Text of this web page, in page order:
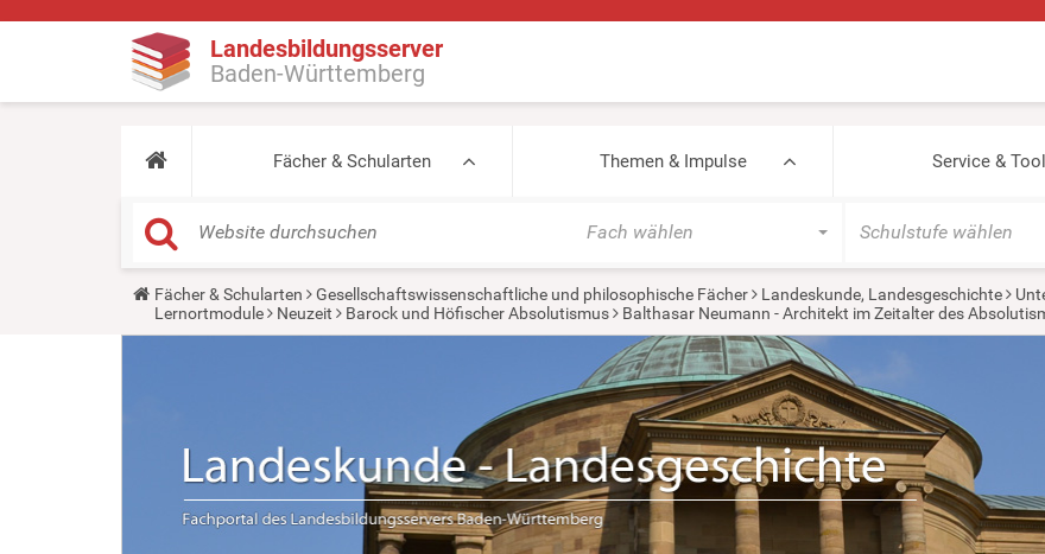
Landesbildungsserver
Baden-Württemberg
Fächer & Schularten Themen & Impulse Service &
Fach wählen Schulstufe wählen
Y
u
Fächer & Schularten Gesellschaftswissenschaftliche und philosophische Fächer Landeskunde, Landesgeschichte
Lernortmodule
Neuzeit Barock und Höfischer Absolutismus Balthasar Neumann - Architekt im Zeitalter des